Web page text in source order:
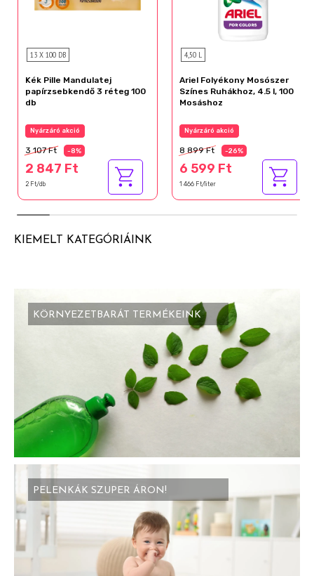
13 X 100 DB
Kék Pille Mandulatej
papírzsebkendő 3 réteg 100
db
Nyárzáró akció
3 107 Ft -8%
2 847 Ft
2 Ft/db
4,50 L
Ariel Folyékony Mosószer
Színes Ruhákhoz, 4.5 l, 100
Mosáshoz
Nyárzáró akció
8 899 Ft -26%
6 599 Ft
1 466 Ft/liter
KIEMELT KATEGÓRIÁINK
KÖRNYEZETBARÁT TERMÉKEINK
PELENKÁK SZUPER ÁRON!